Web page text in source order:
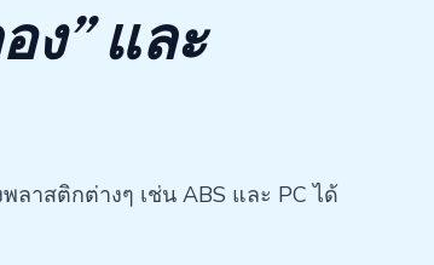
ง” และ
าสติกต่างๆ เช่น ABS และ PC ได้